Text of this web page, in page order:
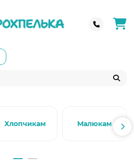
Хлопчикам Малюкам